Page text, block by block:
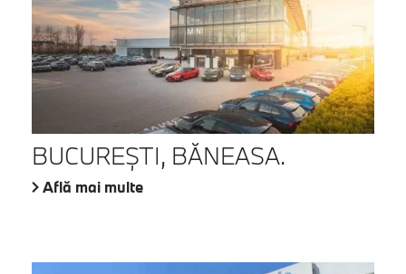
BUCUREŞTI, BĂNEASA.
Află mai multe